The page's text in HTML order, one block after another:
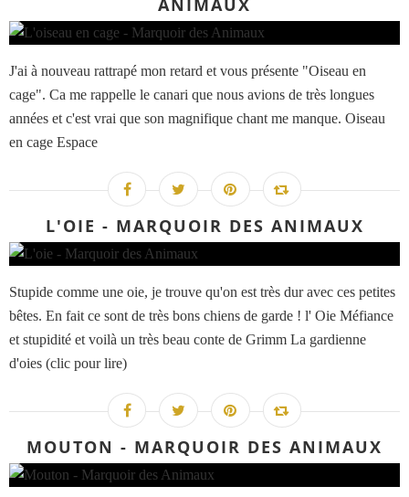
ANIMAUX
J'ai à nouveau rattrapé mon retard et vous présente "Oiseau en
cage". Ca me rappelle le canari que nous avions de très longues
années et c'est vrai que son magnifique chant me manque. Oiseau
en cage Espace
L'OIE - MARQUOIR DES ANIMAUX
Stupide comme une oie, je trouve qu'on est très dur avec ces petites
bêtes. En fait ce sont de très bons chiens de garde ! l' Oie Méfiance
et stupidité et voilà un très beau conte de Grimm La gardienne
d'oies (clic pour lire)
MOUTON - MARQUOIR DES ANIMAUX